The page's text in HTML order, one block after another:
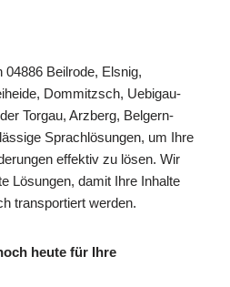
04886 Beilrode, Elsnig,
Dommitzsch, Uebigau-
Torgau, Arzberg, Belgern-
Sprachlösungen, um Ihre
effektiv zu lösen. Wir
Lösungen, damit Ihre Inhalte
transportiert werden.
heute für Ihre